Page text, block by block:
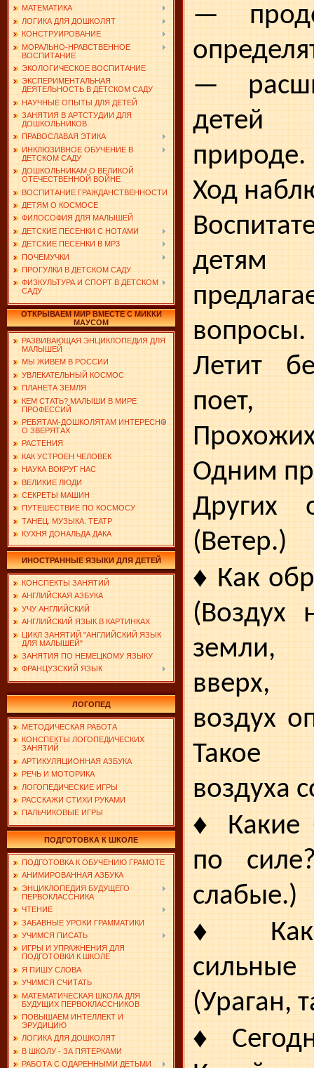
МАТЕМАТИКА
ЛОГИКА ДЛЯ ДОШКОЛЯТ
КОНСТРУИРОВАНИЕ
МОРАЛЬНО-НРАВСТВЕННОЕ
ВОСПИТАНИЕ
ЭКОЛОГИЧЕСКОЕ ВОСПИТАНИЕ
ЭКСПЕРИМЕНТАЛЬНАЯ
ДЕЯТЕЛЬНОСТЬ В ДЕТСКОМ САДУ
НАУЧНЫЕ ОПЫТЫ ДЛЯ ДЕТЕЙ
ЗАНЯТИЯ В АРТСТУДИИ ДЛЯ
ДОШКОЛЬНИКОВ
ПРАВОСЛАВАЯ ЭТИКА
ИНКЛЮЗИВНОЕ ОБУЧЕНИЕ В
ДЕТСКОМ САДУ
ДОШКОЛЬНИКАМ О ВЕЛИКОЙ
ОТЕЧЕСТВЕННОЙ ВОЙНЕ
ВОСПИТАНИЕ ГРАЖДАНСТВЕННОСТИ
ДЕТЯМ О КОСМОСЕ
ФИЛОСОФИЯ ДЛЯ МАЛЫШЕЙ
ДЕТСКИЕ ПЕСЕНКИ С НОТАМИ
ДЕТСКИЕ ПЕСЕНКИ В MP3
ПОЧЕМУЧКИ
ПРОГУЛКИ В ДЕТСКОМ САДУ
ФИЗКУЛЬТУРА И СПОРТ В ДЕТСКОМ
САДУ
ОТКРЫВАЕМ МИР ВМЕСТЕ С МИККИ
МАУСОМ
РАЗВИВАЮЩАЯ ЭНЦИКЛОПЕДИЯ ДЛЯ
МАЛЫШЕЙ
МЫ ЖИВЕМ В РОССИИ
УВЛЕКАТЕЛЬНЫЙ КОСМОС
ПЛАНЕТА ЗЕМЛЯ
КЕМ СТАТЬ? МАЛЫШИ В МИРЕ
ПРОФЕССИЙ
РЕБЯТАМ-ДОШКОЛЯТАМ ИНТЕРЕСНО
О ЗВЕРЯТАХ
РАСТЕНИЯ
КАК УСТРОЕН ЧЕЛОВЕК
НАУКА ВОКРУГ НАС
ВЕЛИКИЕ ЛЮДИ
СЕКРЕТЫ МАШИН
ПУТЕШЕСТВИЕ ПО КОСМОСУ
ТАНЕЦ. МУЗЫКА. ТЕАТР
КУХНЯ ДОНАЛЬДА ДАКА
ИНОСТРАННЫЕ ЯЗЫКИ ДЛЯ ДЕТЕЙ
КОНСПЕКТЫ ЗАНЯТИЙ
АНГЛИЙСКАЯ АЗБУКА
УЧУ АНГЛИЙСКИЙ
АНГЛИЙСКИЙ ЯЗЫК В КАРТИНКАХ
ЦИКЛ ЗАНЯТИЙ "АНГЛИЙСКИЙ ЯЗЫК
ДЛЯ МАЛЫШЕЙ"
ЗАНЯТИЯ ПО НЕМЕЦКОМУ ЯЗЫКУ
ФРАНЦУЗСКИЙ ЯЗЫК
ЛОГОПЕД
МЕТОДИЧЕСКАЯ РАБОТА
КОНСПЕКТЫ ЛОГОПЕДИЧЕСКИХ
ЗАНЯТИЙ
АРТИКУЛЯЦИОННАЯ АЗБУКА
РЕЧЬ И МОТОРИКА
ЛОГОПЕДИЧЕСКИЕ ИГРЫ
РАССКАЖИ СТИХИ РУКАМИ
ПАЛЬЧИКОВЫЕ ИГРЫ
ПОДГОТОВКА К ШКОЛЕ
ПОДГОТОВКА К ОБУЧЕНИЮ ГРАМОТЕ
АНИМИРОВАННАЯ АЗБУКА
ЭНЦИКЛОПЕДИЯ БУДУЩЕГО
ПЕРВОКЛАССНИКА
ЧТЕНИЕ
ЗАБАВНЫЕ УРОКИ ГРАММАТИКИ
УЧИМСЯ ПИСАТЬ
ИГРЫ И УПРАЖНЕНИЯ ДЛЯ
ПОДГОТОВКИ К ШКОЛЕ
Я ПИШУ СЛОВА
УЧИМСЯ СЧИТАТЬ
МАТЕМАТИЧЕСКАЯ ШКОЛА ДЛЯ
БУДУЩИХ ПЕРВОКЛАССНИКОВ
ПОВЫШАЕМ ИНТЕЛЛЕКТ И
ЭРУДИЦИЮ
ЛОГИКА ДЛЯ ДОШКОЛЯТ
В ШКОЛУ - ЗА ПЯТЕРКАМИ
РАБОТА С ОДАРЕННЫМИ ДЕТЬМИ
—
—
детей
природе.
Ход
вопросы.
Летит
поет,
Одним
Других
(Ветер.)
♦ Как
(Воздух
земли,
вверх,
воздух
Та­кое
воздуха
♦
Какие
по
слабые.)
♦
Как
(Ураган,
♦